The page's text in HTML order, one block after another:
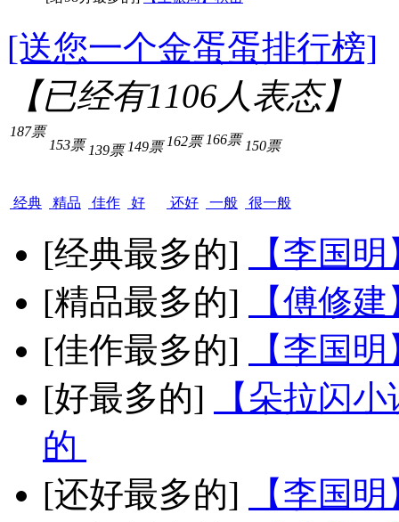
[送您一个金蛋蛋排行榜]
【已经有1106人表态】
187票
经典
153票
精品
139票
佳作
149票
好
162票
还好
166票
一般
150票
很一般
[经典最多的]
【李国
[精品最多的]
【傅修
[佳作最多的]
【李国
[好最多的]
【朵拉闪
的
[还好最多的]
【李国